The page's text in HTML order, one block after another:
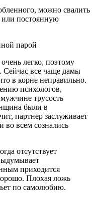
можно свалить
или постоянную
легко, поэтому
все чаще дамы
в корне неправильно.
психологов,
трусость
были в
партнер заслуживает
во всем сознались
отсутствует
приходится
Плохая ложь
по самолюбию.